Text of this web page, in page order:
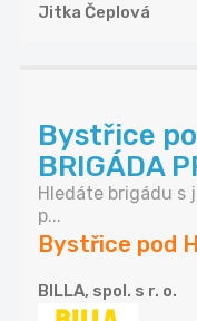
Jitka Čeplová
Bystřice
BRIGÁDA
Hledáte brigádu s
p...
Bystřice pod
BILLA, spol. s r. o.